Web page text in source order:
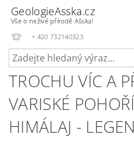
GeologieAsska.cz
Vše o neživé přírodě Ašska!
+ 420 732140323
TROCHU VÍC A
VARISKÉ
HIMÁLAJ -